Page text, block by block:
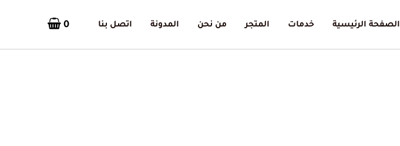
الصفحة الرئيسية خدمات المتجر من نحن المدونة اتصل بنا 0